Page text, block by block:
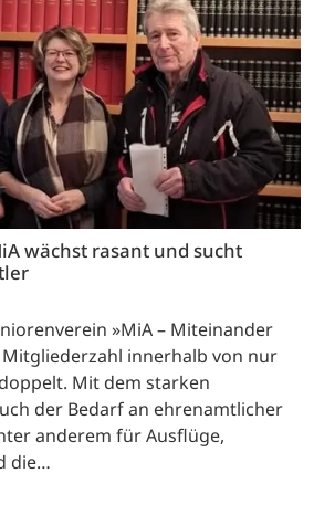
wächst rasant und sucht
»MiA – Miteinander
innerhalb von nur
Mit dem starken
der Bedarf an ehrenamtlicher
anderem für Ausflüge,
die…